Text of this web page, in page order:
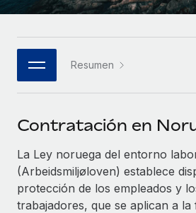
Funciones esenciales de RR. HH.
Conectar
Conecta cualquier herramienta de
Optimiza los procesos con
ASOCIARSE
Socios tecnológicos
Integra la gestión de los RR. HH.
Asociarse
Remote Build
Próximamente
Consultoría de integraciones y
Biblioteca de descripciones de
Webinarios
Información sobre salarios y
Centro de información
Obtén ayuda
한국어
中文（简体）Resumen
Contratación en
La Ley noruega del entorno
(Arbeidsmiljøloven) establece
protección de los empleados y
trabajadores, que se aplican a